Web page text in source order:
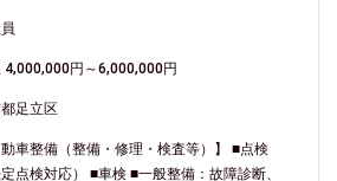
4,000,000円～6,000,000円
足立区
動車整備（整備・修理・検査等）】 ■点検
定点検対応） ■車検 ■一般整備：故障診断、